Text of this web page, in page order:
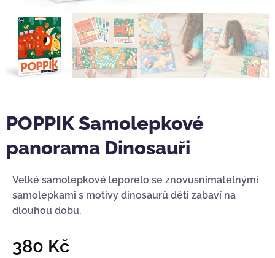
POPPIK Samolepkové
panorama Dinosauři
Velké samolepkové leporelo se znovusnímatelnými
samolepkami s motivy dinosaurů děti zabaví na
dlouhou dobu.
380 Kč